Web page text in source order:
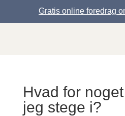
Gratis online foredrag
Hvad for
jeg stege i?